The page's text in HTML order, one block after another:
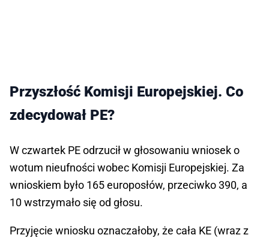
Przyszłość Komisji Europejskiej. Co
zdecydował PE?
W czwartek PE odrzucił w głosowaniu wniosek o
wotum nieufności wobec Komisji Europejskiej. Za
wnioskiem było 165 europosłów, przeciwko 390, a
10 wstrzymało się od głosu.
Przyjęcie wniosku oznaczałoby, że cała KE (wraz z